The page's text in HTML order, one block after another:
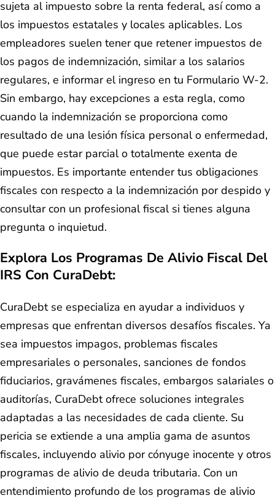
sujeta al impuesto sobre la renta federal, así como a
los impuestos estatales y locales aplicables. Los
empleadores suelen tener que retener impuestos de
los pagos de indemnización, similar a los salarios
regulares, e informar el ingreso en tu Formulario W-2.
Sin embargo, hay excepciones a esta regla, como
cuando la indemnización se proporciona como
resultado de una lesión física personal o enfermedad,
que puede estar parcial o totalmente exenta de
impuestos. Es importante entender tus obligaciones
fiscales con respecto a la indemnización por despido y
consultar con un profesional fiscal si tienes alguna
pregunta o inquietud.
Explora Los Programas De Alivio Fiscal Del
IRS Con CuraDebt:
CuraDebt se especializa en ayudar a individuos y
empresas que enfrentan diversos desafíos fiscales. Ya
sea impuestos impagos, problemas fiscales
empresariales o personales, sanciones de fondos
fiduciarios, gravámenes fiscales, embargos salariales o
auditorías, CuraDebt ofrece soluciones integrales
adaptadas a las necesidades de cada cliente. Su
pericia se extiende a una amplia gama de asuntos
fiscales, incluyendo alivio por cónyuge inocente y otros
programas de alivio de deuda tributaria. Con un
entendimiento profundo de los programas de alivio